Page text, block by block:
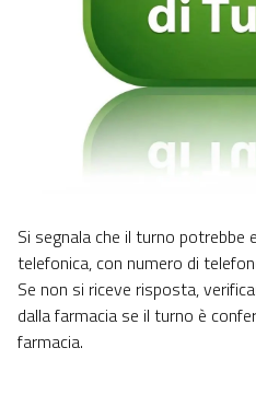
Si segnala che il turno
telefonica, con numero di
Se non si riceve risposta,
dalla farmacia se il turno è
farmacia.